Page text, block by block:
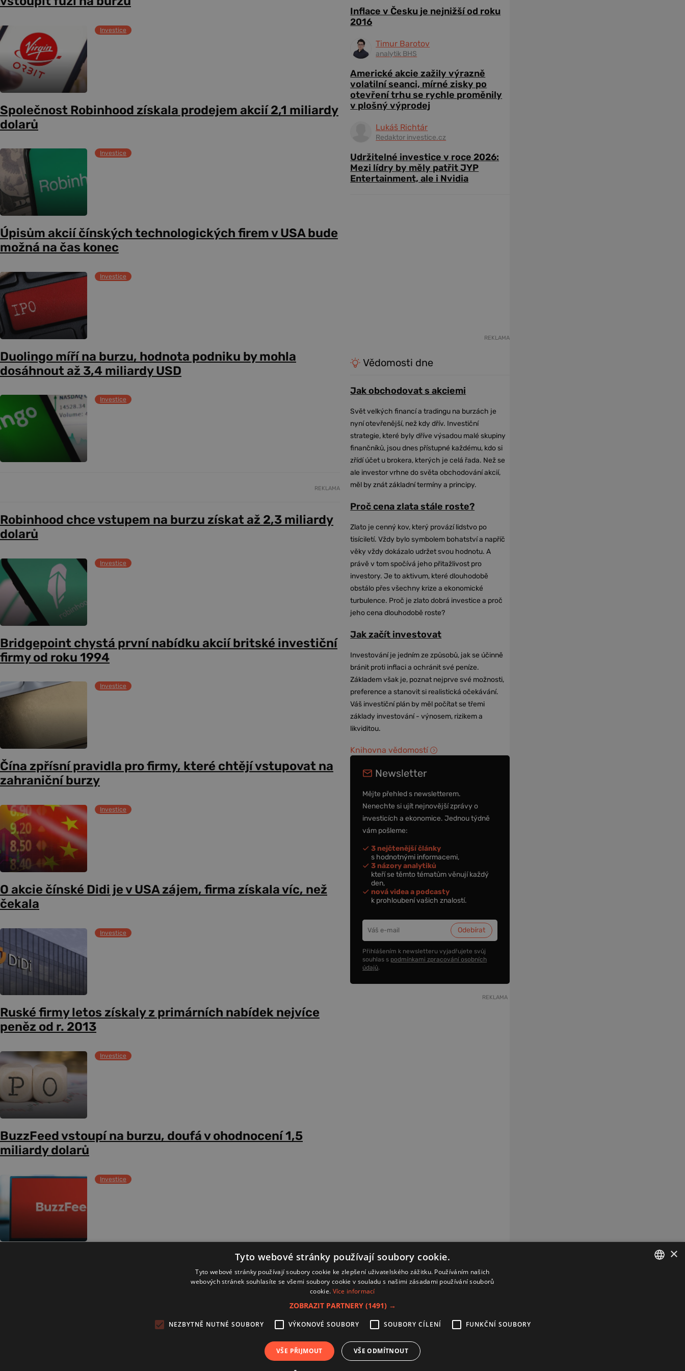
Investice
Společnost Robinhood získala prodejem akcií 2,1 miliardy
dolarů
Investice
Úpisům akcií čínských technologických firem v USA bude
možná na čas konec
Investice
Duolingo míří na burzu, hodnota podniku by mohla
dosáhnout až 3,4 miliardy USD
Investice
REKLAMA
Robinhood chce vstupem na burzu získat až 2,3 miliardy
dolarů
Investice
Bridgepoint chystá první nabídku akcií britské investiční
firmy od roku 1994
Investice
Čína zpřísní pravidla pro firmy, které chtějí vstupovat na
zahraniční burzy
Investice
O akcie čínské Didi je v USA zájem, firma získala víc, než
čekala
Investice
Ruské firmy letos získaly z primárních nabídek nejvíce
peněz od r. 2013
Investice
BuzzFeed vstoupí na burzu, doufá v ohodnocení 1,5
miliardy dolarů
Investice
Inflace v Česku je nejnižší od roku
2016
Timur Barotov
analytik BHS
Americké akcie zažily výrazně
volatilní seanci, mírné zisky po
otevření trhu se rychle proměnily
v plošný výprodej
Lukáš Richtár
Redaktor investice.cz
Udržitelné investice v roce 2026:
Mezi lídry by měly patřit JYP
Entertainment, ale i Nvidia
REKLAMA
Vědomosti dne
Jak obchodovat s akciemi
Svět velkých financí a tradingu na burzách je
nyní otevřenější, než kdy dřív. Investiční
strategie, které byly dříve výsadou malé skupiny
finančníků, jsou dnes přístupné každému, kdo si
zřídí účet u brokera, kterých je celá řada. Než se
ale investor vrhne do světa obchodování akcií,
měl by znát základní termíny a principy.
Proč cena zlata stále roste?
Zlato je cenný kov, který provází lidstvo po
tisíciletí. Vždy bylo symbolem bohatství a napříč
věky vždy dokázalo udržet svou hodnotu. A
právě v tom spočívá jeho přitažlivost pro
investory. Je to aktivum, které dlouhodobě
obstálo přes všechny krize a ekonomické
turbulence. Proč je zlato dobrá investice a proč
jeho cena dlouhodobě roste?
Jak začít investovat
Investování je jedním ze způsobů, jak se účinně
bránit proti inflaci a ochránit své peníze.
Základem však je, poznat nejprve své možnosti,
preference a stanovit si realistická očekávání.
Váš investiční plán by měl počítat se třemi
základy investování - výnosem, rizikem a
likviditou.
Knihovna vědomostí
Newsletter
Mějte přehled s newsletterem.
Nenechte si ujít nejnovější zprávy o
investicích a ekonomice. Jednou týdně
vám pošleme:
3 nejčtenější články
s hodnotnými informacemi,
3 názory analytiků
kteří se těmto tématům věnují každý
den,
nová videa a podcasty
k prohloubení vašich znalostí.
Přihlášením k newsletteru vyjadřujete svůj
souhlas s podmínkami zpracování osobních
údajů.
REKLAMA
Kontakt
Zásady používání souborů cookies
Zpracování osobních údajů
×
Tyto webové stránky používají soubory cookie.
Tyto webové stránky používají soubory cookie ke zlepšení uživatelského zážitku. Používáním našich
webových stránek souhlasíte se všemi soubory cookie v souladu s našimi zásadami používání souborů
cookie. Více informací
ZOBRAZIT PARTNERY (1491) →
NEZBYTNĚ NUTNÉ SOUBORY VÝKONOVÉ SOUBORY SOUBORY CÍLENÍ FUNKČNÍ SOUBORY
VŠE PŘIJMOUT VŠE ODMÍTNOUT